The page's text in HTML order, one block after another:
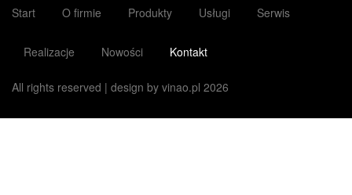
Start O firmie Produkty Usługi Serwis
Realizacje Nowości Kontakt
All rights reserved | design by vinao.pl 2026